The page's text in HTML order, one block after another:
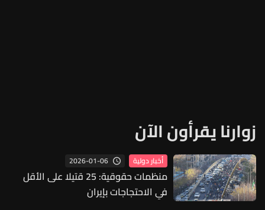
زوارنا يقرأون الآن
أخبار دولية 2026-01-06
منظمات حقوقية: 25 قتيلا على الأقل
في الاحتجاجات بإيران